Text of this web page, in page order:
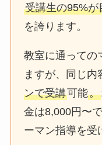
受講生の95%
を誇ります。
教室に通っての
ますが、同じ内
ンで受講可能。
金は8,000円〜
ーマン指導を受